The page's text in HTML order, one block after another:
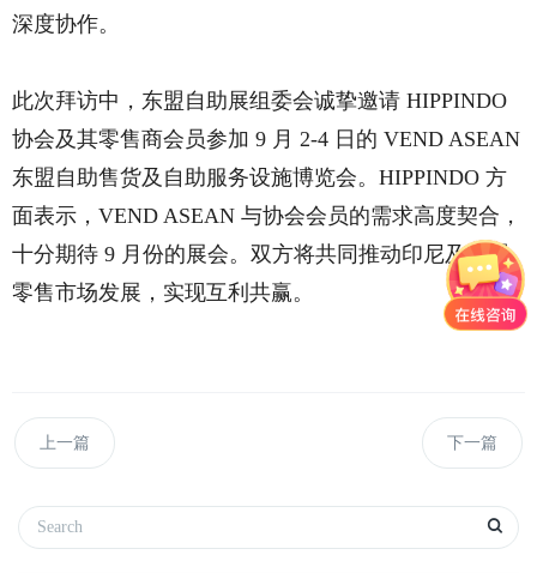
深度协作。
此次拜访中，东盟自助展组委会诚挚邀请 HIPPINDO
协会及其零售商会员参加 9 月 2-4 日的 VEND ASEAN
东盟自助售货及自助服务设施博览会。HIPPINDO 方
面表示，VEND ASEAN 与协会会员的需求高度契合，
十分期待 9 月份的展会。双方将共同推动印尼及东盟
零售市场发展，实现互利共赢。
上一篇 下一篇